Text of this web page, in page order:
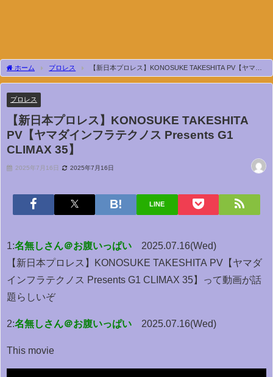
ホーム プロレス
【新日本プロレス】KONOSUKE TAKESHITA PV【ヤマダ
インフラテクノス Presents G1 CLIMAX 35】
プロレス
【新日本プロレス】KONOSUKE TAKESHITA
PV【ヤマダインフラテクノス Presents G1
CLIMAX 35】
2025年7月16日 2025年7月16日
LINE
1:名無しさん＠お腹いっぱい
2025.07.16(Wed)
【新日本プロレス】KONOSUKE TAKESHITA PV【ヤマダ
インフラテクノス Presents G1 CLIMAX 35】って動画が話
題らしいぞ
2:名無しさん＠お腹いっぱい 2025.07.16(Wed)
This movie